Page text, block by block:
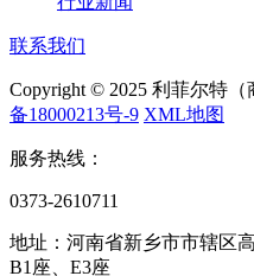
联系我们
Copyright © 2025 利菲尔特
备18000213号-9 XML地图
服务热线：
0373-2610711
地址：河南省新乡市市辖区
B1座、E3座